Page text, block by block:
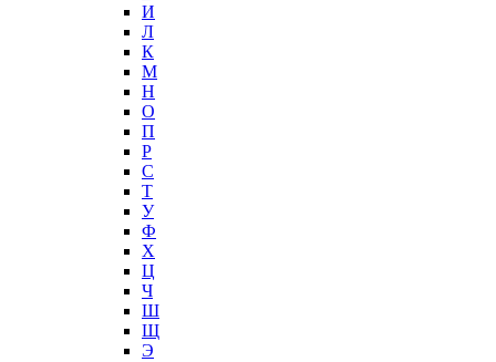
И
Л
К
М
Н
О
П
Р
С
Т
У
Ф
Х
Ц
Ч
Ш
Щ
Э